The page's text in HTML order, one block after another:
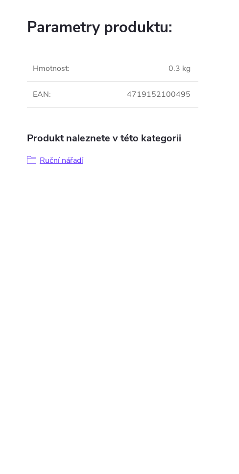
Parametry produktu:
Hmotnost: 0.3 kg
EAN: 4719152100495
Produkt naleznete v této kategorii
Ruční nářadí